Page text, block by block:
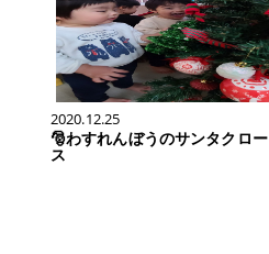
2020.12.25
🎅わすれんぼうのサンタクロー
ス